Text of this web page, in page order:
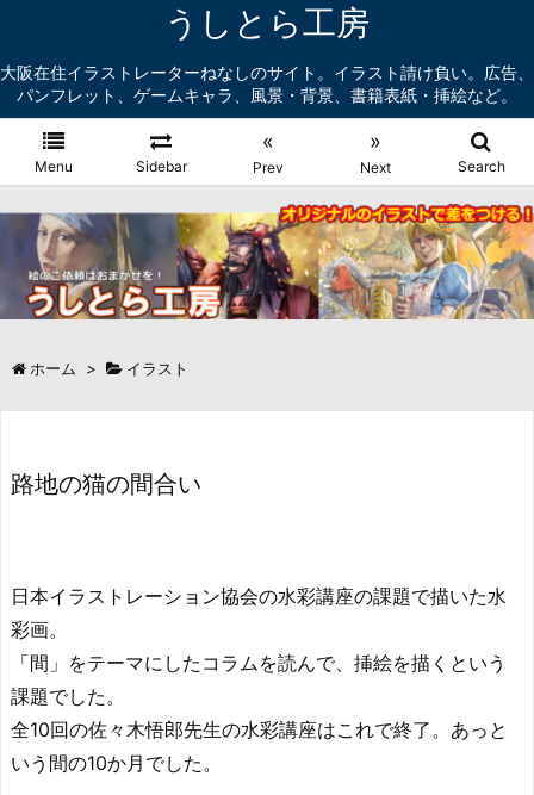
うしとら工房
大阪在住イラストレーターねなしのサイト。イラスト請け負い。広告、
パンフレット、ゲームキャラ、風景・背景、書籍表紙・挿絵など。
Menu Sidebar
«
Prev
»
Next Search
ホーム > イラスト
路地の猫の間合い
日本イラストレーション協会の水彩講座の課題で描いた水
彩画。
「間」をテーマにしたコラムを読んで、挿絵を描くという
課題でした。
全10回の佐々木悟郎先生の水彩講座はこれで終了。あっと
いう間の10か月でした。